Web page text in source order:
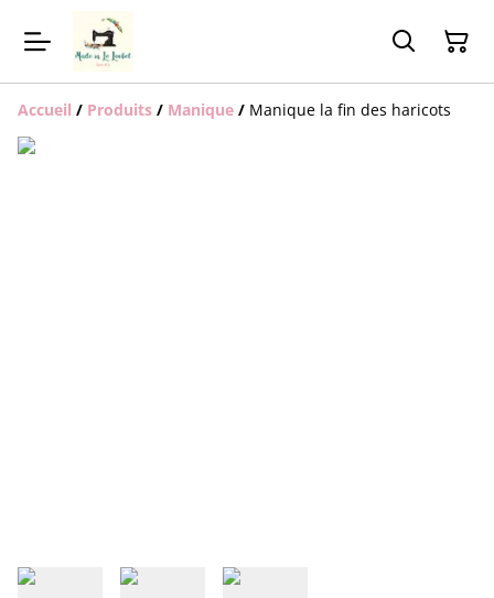
Accueil / Produits / Manique / Manique la fin des haricots